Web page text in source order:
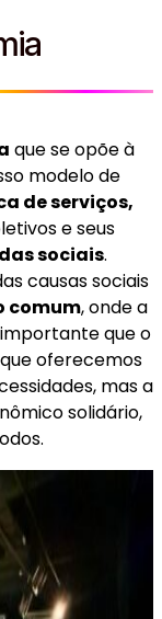
que se opõe à
modelo de
de serviços,
e seus
sociais.
causas sociais
comum, onde a
que o
oferecemos
mas a
solidário,